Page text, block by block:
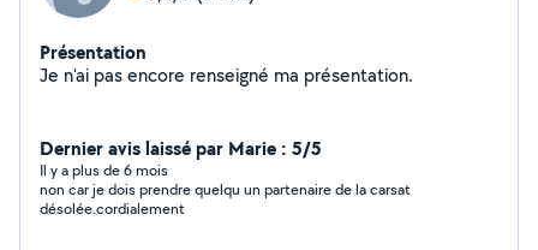
Présentation
Je n'ai pas encore renseigné ma présentation.
Dernier avis laissé par Marie : 5/5
Il y a plus de 6 mois
non car je dois prendre quelqu un partenaire de la carsat
désolée.cordialement